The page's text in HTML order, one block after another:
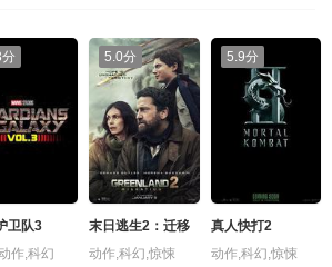
卫队3
作,科幻
5.0分
末日逃生2：迁移
动作,科幻,惊悚
5.9分
真人快打2
动作,科幻,惊悚